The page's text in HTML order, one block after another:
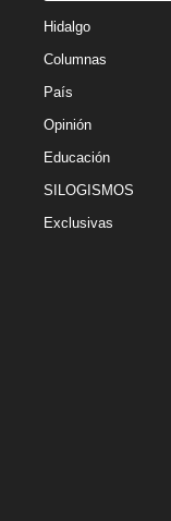
Hidalgo
Columnas
País
Opinión
Educación
SILOGISMOS
Exclusivas